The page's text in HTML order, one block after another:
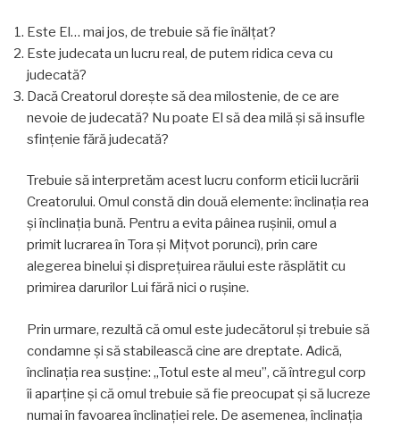
Este El… mai jos, de trebuie să fie înălţat?
Este judecata un lucru real, de putem ridica ceva cu
judecată?
Dacă Creatorul doreşte să dea milostenie, de ce are
nevoie de judecată? Nu poate El să dea milă şi să insufle
sfinţenie fără judecată?
Trebuie să interpretăm acest lucru conform eticii lucrării
Creatorului. Omul constă din două elemente: înclinaţia rea
şi înclinaţia bună. Pentru a evita pâinea ruşinii, omul a
primit lucrarea în Tora şi Miţvot porunci), prin care
alegerea binelui şi dispreţuirea răului este răsplătit cu
primirea darurilor Lui fără nici o ruşine.
Prin urmare, rezultă că omul este judecătorul şi trebuie să
condamne şi să stabilească cine are dreptate. Adică,
înclinaţia rea susţine: „Totul este al meu”, că întregul corp
îi aparţine şi că omul trebuie să fie preocupat şi să lucreze
numai în favoarea înclinaţiei rele. De asemenea, înclinaţia